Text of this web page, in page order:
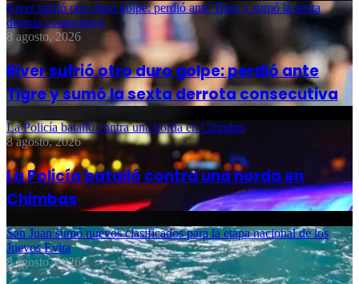
River sufrió otro duro golpe: perdió ante Tigre y sumó la sexta
derrota consecutiva
8 agosto, 2026
River sufrió otro duro golpe: perdió ante
Tigre y sumó la sexta derrota consecutiva
La Policía batalló contra una horda en Chimbas
8 agosto, 2026
La Policía batalló contra una horda en
Chimbas
San Juan sumó nuevos clasificados para la etapa nacional de los
Juevos Evita
8 agosto, 2026